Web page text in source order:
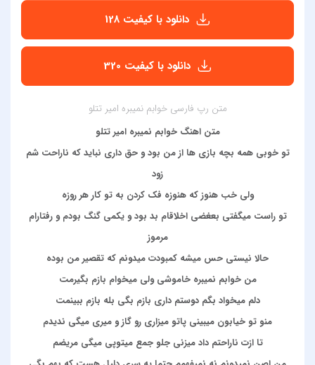
دانلود با کیفیت 128
دانلود با کیفیت 320
متن رپ فارسی خوابم نمیبره امیر تتلو
متن اهنگ خوابم نمیبره امیر تتلو
تو خوبی همه بچه بازی ها از من بود و حق داری نباید که ناراحت شم
زود
ولی خب هنوز که هنوزه فک کردن به تو کار هر روزه
تو راست میگفتی بعغضی اخلاقام بد بود و یکمی گنگ بودم و رفتارام
مرموز
حالا نیستی حس میشه کمبودت میدونم که تقصیر من بوده
من خوابم نمیبره خاموشی ولی میخوام بازم بگیرمت
دلم میخواد بگم دوستم داری بازم بگی بله بازم ببینمت
منو تو خیابون میبینی پاتو میزاری رو گاز و میری میگی ندیدم
تا ازت ناراحتم داد میزنی جلو جمع میتوپی میگی مریضم